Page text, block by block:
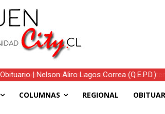
Traiguén consolida su recuperación tras el
COLUMNAS REGIONAL